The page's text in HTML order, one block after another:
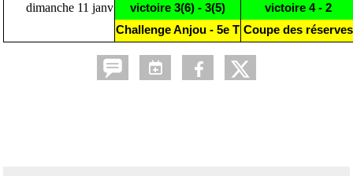
dimanche 11 janv
victoire 3(6) - 3(5)
victoire 4 - 2
Challenge Anjou - 5e T Coupe des réserves